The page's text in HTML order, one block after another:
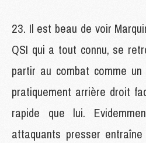
Il est beau de voir
QSI qui a tout connu, se
partir au combat comme
pratiquement arrière droit
rapide que lui.
attaquants presser